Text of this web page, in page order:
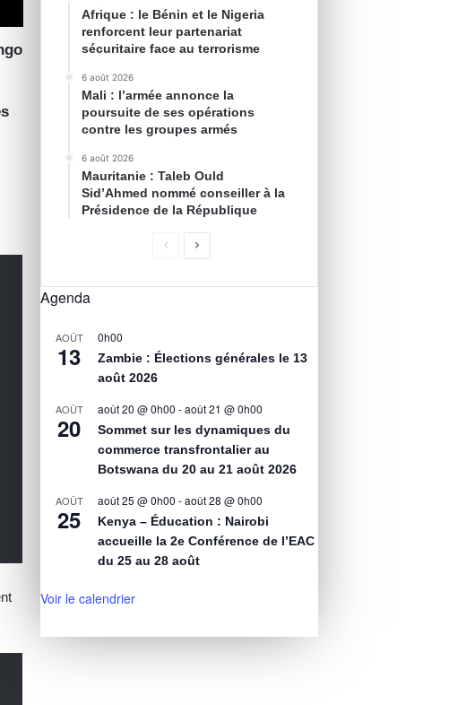
Afrique : le Bénin et le Nigeria
renforcent leur partenariat
sécuritaire face au terrorisme
6 août 2026
Mali : l’armée annonce la
poursuite de ses opérations
contre les groupes armés
6 août 2026
Mauritanie : Taleb Ould
Sid’Ahmed nommé conseiller à la
Présidence de la République
Agenda
AOÛT
13
0h00
Zambie : Élections générales le 13
août 2026
AOÛT
20
août 20 @ 0h00 -août 21 @ 0h00
Sommet sur les dynamiques du
commerce transfrontalier au
Botswana du 20 au 21 août 2026
AOÛT
25
août 25 @ 0h00 -août 28 @ 0h00
Kenya – Éducation : Nairobi
accueille la 2e Conférence de l’EAC
du 25 au 28 août
Voir le calendrier